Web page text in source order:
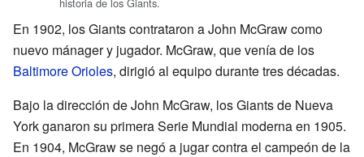
En 1902, los Giants contrataron a John McGraw como
nuevo mánager y jugador. McGraw, que venía de los
Baltimore Orioles, dirigió al equipo durante tres décadas.
Bajo la dirección de John McGraw, los Giants de Nueva
York ganaron su primera Serie Mundial moderna en 1905.
En 1904, McGraw se negó a jugar contra el campeón de la